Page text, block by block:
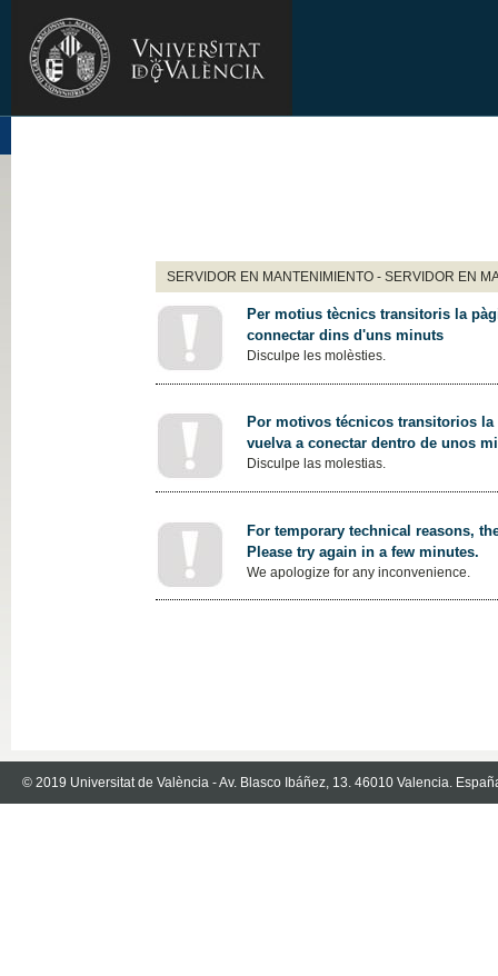
SERVIDOR EN MANTENIMIENTO - SERVIDOR EN
Per motius tècnics transitoris la
connectar dins d'uns minuts
Disculpe les molèsties.
Por motivos técnicos transitorios
vuelva a conectar dentro de unos
Disculpe las molestias.
For temporary technical reasons,
Please try again in a few minutes.
We apologize for any inconvenience.
© 2019 Universitat de València - Av. Blasco Ibáñez, 13. 46010 Valencia.